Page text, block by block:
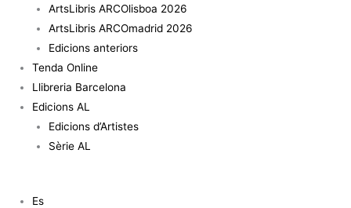
ArtsLibris ARCOlisboa 2026
ArtsLibris ARCOmadrid 2026
Edicions anteriors
Tenda Online
Llibreria Barcelona
Edicions AL
Edicions d’Artistes
Sèrie AL
Es